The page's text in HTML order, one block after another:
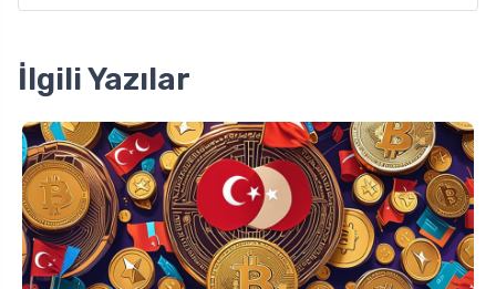
İlgili Yazılar